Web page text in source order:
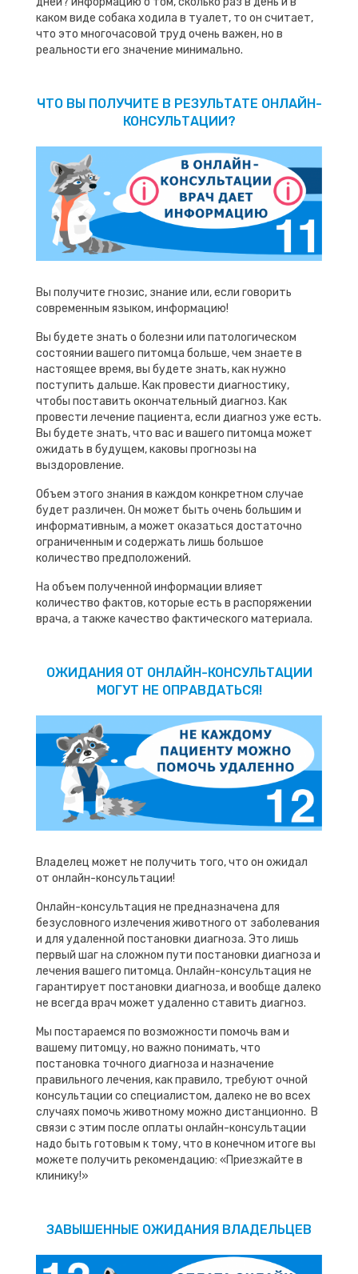
каком виде собака ходила в туалет, то он считает,
что это многочасовой труд очень важен, но в
реальности его значение минимально.
ЧТО ВЫ ПОЛУЧИТЕ В РЕЗУЛЬТАТЕ ОНЛАЙН-
КОНСУЛЬТАЦИИ?
Вы получите гнозис, знание или, если говорить
современным языком, информацию!
Вы будете знать о болезни или патологическом
состоянии вашего питомца больше, чем знаете в
настоящее время, вы будете знать, как нужно
поступить дальше. Как провести диагностику,
чтобы поставить окончательный диагноз. Как
провести лечение пациента, если диагноз уже есть.
Вы будете знать, что вас и вашего питомца может
ожидать в будущем, каковы прогнозы на
выздоровление.
Объем этого знания в каждом конкретном случае
будет различен. Он может быть очень большим и
информативным, а может оказаться достаточно
ограниченным и содержать лишь большое
количество предположений.
На объем полученной информации влияет
количество фактов, которые есть в распоряжении
врача, а также качество фактического материала.
ОЖИДАНИЯ ОТ ОНЛАЙН-КОНСУЛЬТАЦИИ
МОГУТ НЕ ОПРАВДАТЬСЯ!
Владелец может не получить того, что он ожидал
от онлайн-консультации!
Онлайн-консультация не предназначена для
безусловного излечения животного от заболевания
и для удаленной постановки диагноза. Это лишь
первый шаг на сложном пути постановки диагноза и
лечения вашего питомца. Онлайн-консультация не
гарантирует постановки диагноза, и вообще далеко
не всегда врач может удаленно ставить диагноз.
Мы постараемся по возможности помочь вам и
вашему питомцу, но важно понимать, что
постановка точного диагноза и назначение
правильного лечения, как правило, требуют очной
консультации со специалистом, далеко не во всех
случаях помочь животному можно дистанционно. В
связи с этим после оплаты онлайн-консультации
надо быть готовым к тому, что в конечном итоге вы
можете получить рекомендацию: «Приезжайте в
клинику!»
ЗАВЫШЕННЫЕ ОЖИДАНИЯ ВЛАДЕЛЬЦЕВ